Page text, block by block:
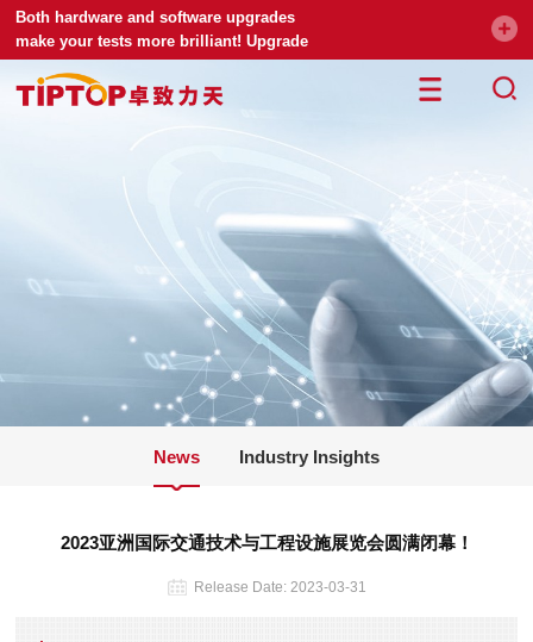
Both hardware and software upgrades
make your tests more brilliant! Upgrade
your universal testing machine
News Industry Insights
2023亚洲国际交通技术与工程设施展览会圆满闭幕！
Release Date: 2023-03-31